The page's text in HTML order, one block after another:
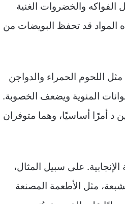
والخضروات الغنية
المواد قد تحفظ البويضات من
اللحوم الحمراء والدواجن
المنوية ويضعف الخصوبة.
د أمرًا أساسيًا، وهما متوفران
على سبيل المثال،
مثل الأطعمة المصنعة